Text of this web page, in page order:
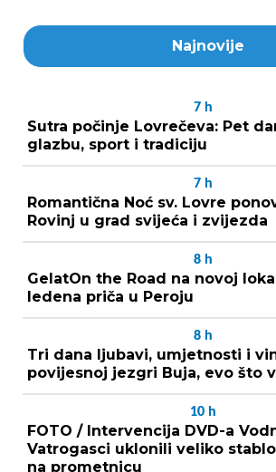
Najnovije
7 h
Sutra počinje Lovrečeva: Pet
glazbu, sport i tradiciju
7 h
Romantična Noć sv. Lovre
Rovinj u grad svijeća i zvijezda
8 h
GelatOn the Road na novoj
ledena priča u Peroju
8 h
Tri dana ljubavi, umjetnosti i
povijesnoj jezgri Buja, evo što
10 h
FOTO / Intervencija DVD-a
Vatrogasci uklonili veliko
na prometnicu